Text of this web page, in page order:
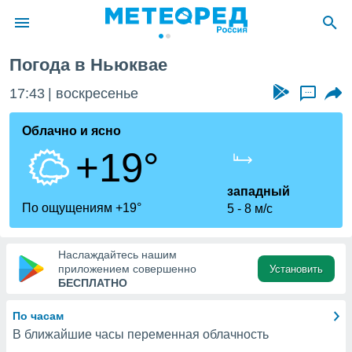
о
Вы можете
к этому
доступ
Погода в Ньюквае
17:43 воскресенье ...
Облачно и ясно
+19°
По ощущениям +19°
западный
5
8 м/с
Наслаждайтесь нашим
приложением совершенно
БЕСПЛАТНО
Установить
По часам
В ближайшие часы переменная облачность